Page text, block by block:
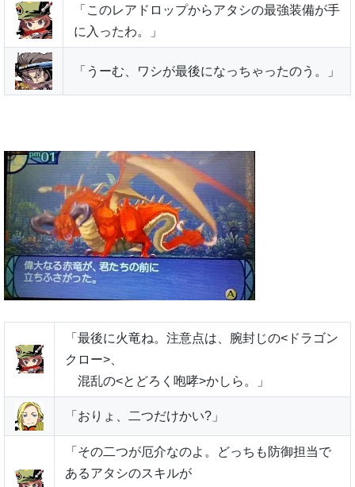
「このレアドロップからアタシの最強装備が手
に入ったわ。」
「うーむ、ワシが最後になっちゃったのう。」
「最後に火竜ね。注意点は、腕封じの<ドラゴン
クロー>、
混乱の<とどろく咆哮>かしら。」
「おりょ、二つだけかい?」
「その二つが厄介なのよ。どっちも防御担当で
あるアタシのスキルが